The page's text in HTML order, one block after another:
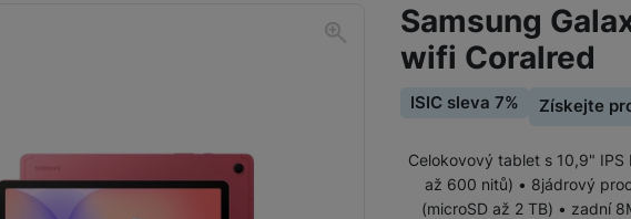
Samsung Galaxy Tab S
Tablety Lenovo
Samsung
wifi Coralred
ISIC sleva 7% Získejte
Celokovový tablet s 10,9"
až 600 nitů) • 8jádrový
(microSD až 2 TB) • zadní